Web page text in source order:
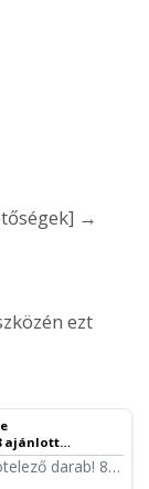
→
ezt
ajánlott
alkalmazás
darab! 8